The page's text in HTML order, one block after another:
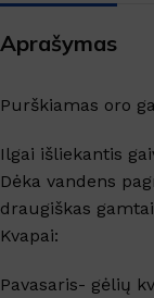
Aprašymas
Purškiamas oro
Ilgai išliekantis
Dėka vandens
draugiškas gamtai
Kvapai:
Pavasaris- gėlių